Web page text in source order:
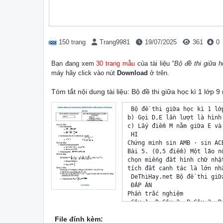
150 trang Trang9981 19/07/2025 361 0
Bạn đang xem30 trang mẫu của tài liệu "Bộ đề thi giữa
máy hãy click vào nút Download ở trên.
Tóm tắt nội dung tài liệu: Bộ đề thi giữa học kì 1 lớp
Bộ đề thi giữa học kì 1 lớp 9 môn Toán - Kết Nối Tri Thức (15 Đề có đáp án) - DeThiHay.net
b) Gọi D,E lần lượt là hình chiếu của điểm H trên AB,AC. Chứng minh BD ⋅ DA + CE ⋅ EA = AH2.
c) Lấy điểm M nằm giữa E và C , kẻ AI vuông góc với MB tại I .
 HI
Chứng minh sin AMB ⋅ sin ACB = CM.
Bài 5. (0,5 điểm) Một lão nông chia đất cho con trai để người con canh tác riêng, biết rằng người con sẽ được 
chọn miếng đất hình chữ nhật có chu vi 800 m . Hỏi anh ta phải chọn mảnh đất có kích thước như thế nào để diện 
tích đất canh tác là lớn nhất.
 DeThiHay.net Bộ đề thi giữa học kì 1 lớp 9 môn Toán - Kết Nối Tri Thức (15 Đề có đáp án) - DeThiHay.net
 ĐÁP ÁN
Phần trắc nghiệm
 Câu 1: D Câu 2: B Câu 3: B Câu 4: C Câu 5: D Câu 6: B
 Câu 7: B Câu 8: A Câu 9: A Câu 10: C Câu 11: D Câu 12: D
Câu 1: Trong các phương trình sau, phương trình nào không phải là phương trình bậc nhất hai ẩn?
A. 2x + 3y = 5.
B. 0x + 2y = 8.
C. 2x ― 0y = 5.
D. 0x ― 0y = 6.
Phương pháp
Phương trình bậc nhất hai ẩn x và y là hệ thức dạng ax + by = c, trong đó a,b và c là các số đã biết (a ≠ 0 hoặc 
b ≠ 0 ).
Lời giải
Phương trình 0 ―0 = 6 là phương trình bậc nhất vì hệ số = = 0.
Đáp án D.
 2 + = 2
Câu 2: Hệ phương trình + = 1 có nghiệm là:
A. ( ; ) = (0;0).
B. ( ; ) = (1;0).
C. ( ; ) = (1;1).
D. ( ; ) = ( ― 1; ― 1).
Phương pháp
Hệ phương trình có nghiệm là cặp số ( 0; 0) nếu ( 0; 0) là nghiệm của hai phương trình của hệ.
Lời giải
 2 + = 2 2.1 + 0 = 2
Hệ phương trình + = 1 có nghiệm là ( ; ) = (1;0) vì 1 + 0 = 1 .
Đáp án B.
Câu 3: Người ta cần chở một số lượng hàng. Nếu xếp vào mỗi xe 12 tấn thì thừa 3 tấn, nếu xếp vào mỗi xe 15 tấn 
thì có thể chở thêm 12 tấn nữa. Gọi là số hàng cần vận chuyển và là số xe tham gia chở hàng. Hệ phương trình 
thỏa mãn là:
 + 12 = 3
A. ― 15 = 12.
 DeThiHay.net Bộ đề thi giữa học kì 1 lớp 9 môn Toán - Kết Nối Tri Thức (15 Đề có đáp án) - DeThiHay.net
 ― 12 = 3
B. ― + 15 = 12.
 ― 12 = 3
C. + 15 = 12.
 + 12 = 3
D. ― + 15 = 12.
Phương pháp
Dựa vào đề bài để viết hệ phương trình thỏa mãn đề bài.
Lời giải
Vì nếu xếp mỗi xe 12 tấn thì thừa 3 tấn nên ta có phương trình ―12 = 3.
Vì nếu xếp vào mỗi xe 15 tấn thì có thể chở thêm 12 tấn nữa nên ta có phương trình 15 ― = 12 hay 
 ― +15 = 12.
 ― 12 = 3
Vậy hệ phương trình thỏa mãn là ― + 15 = 12.
Đáp án B.
Câu 4: Biến đổi phương trình 2 ―4 +3 = 0 về phương trình tích, ta được:
A. ( +1)( ―3) = 0.
B. ( +1)( +3) = 0.
C. ( ―1)( ―3) = 0.
D. ( ―1)( +3) = 0.
Phương pháp
Phân tích vế trái thành nhân tử để biến đổi phương trình về phương trình tích.
Lời giải
Ta có:
 2 ― 4 + 3 = 0
 2 ― ― 3 + 3 = 0
( 2 ― ) ― (3 ― 3) = 0
 ( ― 1) ― 3( ― 1) = 0
 ( ― 3)( ― 1) = 0
Đáp án C.
Câu 5: Hệ thức 2 ≤ +1 là một bất đẳng thức và
A. +1 là vế trái, 2 là vế phải.
B. +1 là vế trước, 2 là vế sau.
C. +1 là vế sau, 2 là vế trước.
D. 2 là vế trái, +1 là vế phải.
Phương pháp
 DeThiHay.net Bộ đề thi giữa học kì 1 lớp 9 môn Toán - Kết Nối Tri Thức (15 Đề
File đính kèm: